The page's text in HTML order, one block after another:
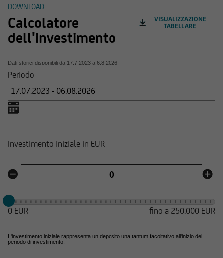
DOWNLOAD
Calcolatore
dell'investimento
Dati storici disponibili da 17.7.2023 a 6.8.2026
VISUALIZZAZIONE
TABELLARE
Periodo
Investimento iniziale in EUR
0 EUR fino a 250.000 EUR
L'investimento iniziale rappresenta un deposito una tantum facoltativo all'inizio del
periodo di investimento.